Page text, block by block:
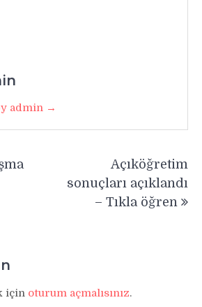
admin →
Açıköğretim
sonuçları açıklandı
– Tıkla öğren
için oturum açmalısınız.